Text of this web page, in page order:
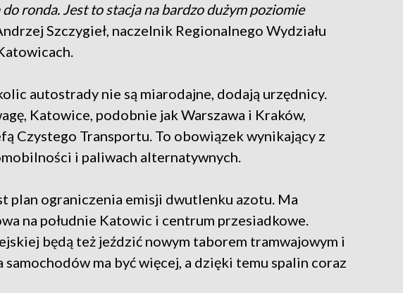
ronda. Jest to stacja na bardzo dużym poziomie
Szczygieł, naczelnik Regionalnego Wydziału
autostrady nie są miarodajne, dodają urzędnicy.
Katowice, podobnie jak Warszawa i Kraków,
Czystego Transportu. To obowiązek wynikający z
i paliwach alternatywnych.
plan ograniczenia emisji dwutlenku azotu. Ma
na południe Katowic i centrum przesiadkowe.
będą też jeździć nowym taborem tramwajowym i
ma być więcej, a dzięki temu spalin coraz